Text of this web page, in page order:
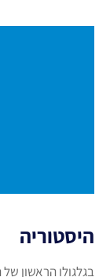
היסטוריה
בגלגולו הראשון